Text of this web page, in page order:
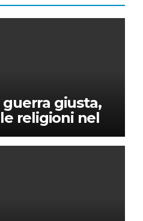
guerra giusta,
religioni nel
mondiale